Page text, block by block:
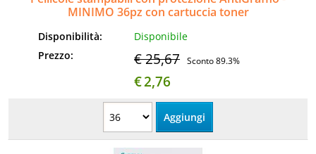
MINIMO 36pz con cartuccia toner
Disponibilità:
Disponibile
Prezzo:
€ 25,67 Sconto 89.3%
€2,76